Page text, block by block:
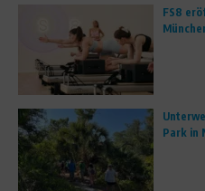
FS8
Park in